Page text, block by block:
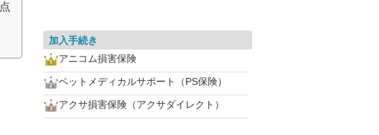
点
加入手続き
アニコム損害保険
ペットメディカルサポート（PS保険）
アクサ損害保険（アクサダイレクト）